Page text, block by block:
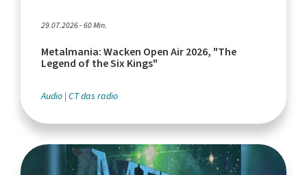
29.07.2026 - 60 Min.
Metalmania: Wacken Open Air 2026, "The
Legend of the Six Kings"
Audio CT das radio